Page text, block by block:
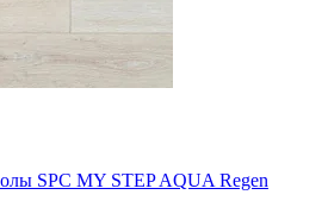
SPC MY STEP AQUA Regen